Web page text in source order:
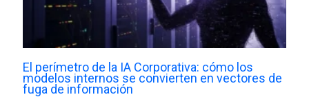
El perímetro de la IA Corporativa: cómo los
modelos internos se convierten en vectores de
fuga de información